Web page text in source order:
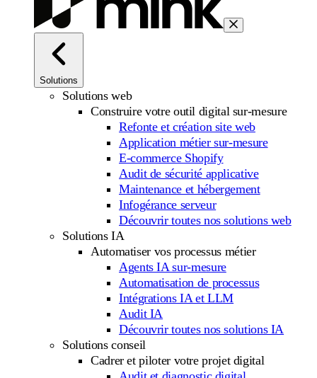
Solutions
Solutions web
Construire votre outil digital sur-mesure
Refonte et création site web
Application métier sur-mesure
E-commerce Shopify
Audit de sécurité applicative
Maintenance et hébergement
Infogérance serveur
Découvrir toutes nos solutions web
Solutions IA
Automatiser vos processus métier
Agents IA sur-mesure
Automatisation de processus
Intégrations IA et LLM
Audit IA
Découvrir toutes nos solutions IA
Solutions conseil
Cadrer et piloter votre projet digital